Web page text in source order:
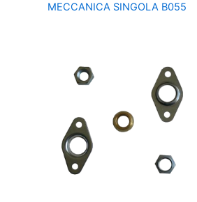
MECCANICA SINGOLA B055